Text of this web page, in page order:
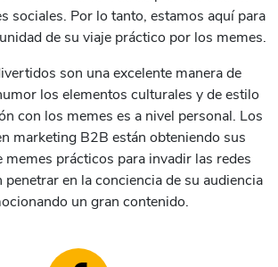
sociales. Por lo tanto, estamos aquí para
de su viaje práctico por los memes.
son una excelente manera de
los elementos culturales y de estilo
con los memes es a nivel personal. Los
marketing B2B están obteniendo sus
memes prácticos para invadir las redes
penetrar en la conciencia de su audiencia
un gran contenido.